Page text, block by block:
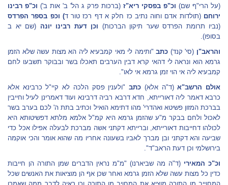
(על הרי"ף שם) וכ"פ בפסקי ריא"ז (ברכות פרק ג הל' ב' אות ב') וכ"פ רבינו
ירוחם (תולדות אדם וחוה נתיב כז חלק א דף רכז טור ד) וכפ בספר הפרדס
(נביו תרומת הפרדס שער תיקון הברכות) וכן דעת רבינו יונה (שם יא ב
בסופו).
והראב"ן (סי' קנד) כתב "ותימה לי מאי קמבעיא ליה הא מצות עשה שלא הזמן
גרמא הוא ונראה לי דהאי קרא דבין הערבים תאכלו בשר ובבוקר תשבעו לחם
קמבעיא ליה אי הוי זמן גרמא אי לאו".
אולם הרשב"א(ד"ה אלא) כתב"ולענין פסק הלכה לא קיי"ל כרבינא אלא
כרבא דאמר ליה דאורייתא, חדא דרבא רביה דרבינא ועוד דאמרינן לעיל וחייבין
בברכת המזון פשיטא ואהדרי' מהו דתימא הואיל וכתיב בתת ה' לכם בערב בשר
לאכול ולחם בבקר מ"ע שהזמן גרמא היא קמ"ל אלמא מלתא דפשיטותא היא
לכולהו דחייבות דאורייתא, וברייתא דקתני אשה מברכת לבעלה אפילו אכל כדי
שביעה והא דקתני ובן מברך לאביו בשעונה אחריו מה שהוא אומר והכי אוקמה
בירושלמי וכן דעת הראב"ד".
וכ"כ המאירי (ד"ה מה שביארנו) "מ"מ נראין הדברים שמן התורה הן חייבות
כדין כל מצות עשה שלא הזמן גרמא ואחר שכן אף הן מוציאות את האנשים שכל